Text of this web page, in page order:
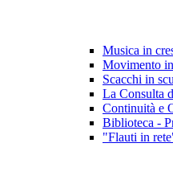
Musica in
Movimento
Scacchi in
La Consulta
Continuità e
Biblioteca -
"Flauti in